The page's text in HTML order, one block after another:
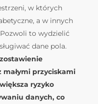
w których
a w innych
to wydzielić
dane pola.
przyciskami
ryzyko
danych, co